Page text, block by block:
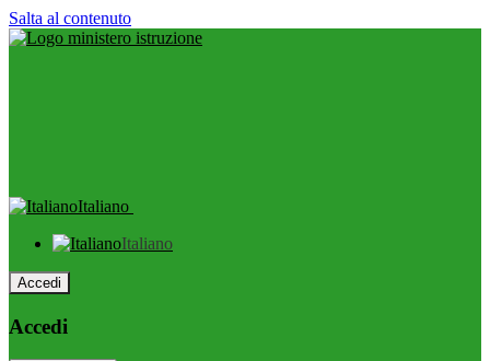
Salta al contenuto
Italiano
Italiano
Accedi
Accedi